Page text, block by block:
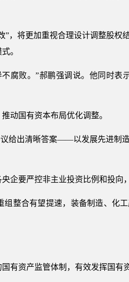
”，将更加重视合理设计调整股权
。
腐败。”郝鹏强调说。他同时表
动国有资本布局优化调整。
给出清晰答案——以发展先进制
企要严控非主业投资比例和投向
组整合有望提速，装备制造、化
有资产监管体制，有效发挥国有